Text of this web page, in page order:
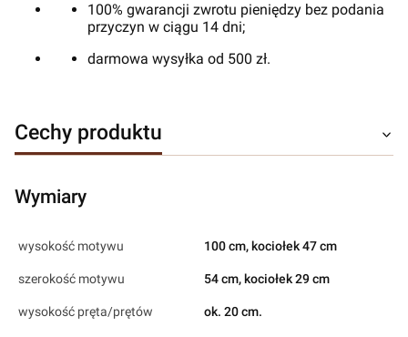
100% gwarancji zwrotu pieniędzy bez podania
przyczyn w ciągu 14 dni;
darmowa wysyłka od 500 zł.
Cechy produktu
Wymiary
wysokość motywu 100 cm, kociołek 47 cm
szerokość motywu 54 cm, kociołek 29 cm
wysokość pręta/prętów ok. 20 cm.